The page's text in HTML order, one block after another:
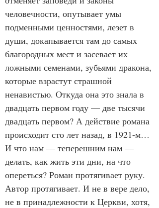
человечности, опутывает умы
подменными ценностями, лезет в
души, докапывается там до самых
благородных мест и засевает их
ложными семенами, зубьями дракона,
которые взрастут страшной
ненавистью. Откуда она это знала в
двадцать первом году — две тысячи
двадцать первом? А действие романа
происходит сто лет назад, в 1921-м…
И что нам — теперешним нам —
делать, как жить эти дни, на что
опереться? Роман протягивает руку.
Автор протягивает. И не в вере дело,
не в принадлежности к Церкви, хотя,